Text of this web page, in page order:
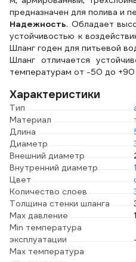
предназначен для полива и
Надежность. Обладает
устойчивостью к
Шланг годен для питьевой
Шланг отличается
температурам от -50 до +90
Характеристики
Тип
Материал
Длина
Диаметр
Внешний диаметр
Внутренний диаметр
Цвет
Количество слоев
Толщина стенки шланга
Max давление
Min температура
эксплуатации
Мах температура